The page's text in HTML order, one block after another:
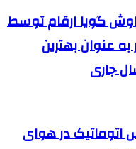
گویا ارقام توسط
عنوان بهترین
جاری
اتوماتیک در هوای